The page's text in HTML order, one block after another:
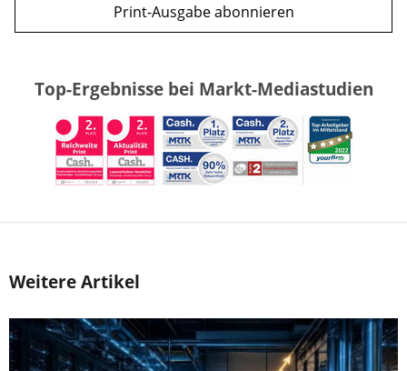
Print-Ausgabe abonnieren
Top-Ergebnisse bei Markt-Mediastudien
Weitere Artikel